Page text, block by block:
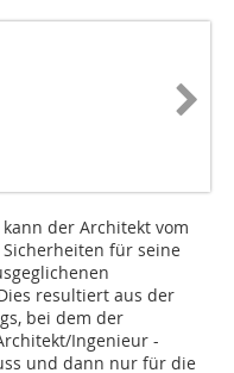
der Architekt vom
für seine
resultiert aus der
bei dem der
Ingenieur -
und dann nur für die